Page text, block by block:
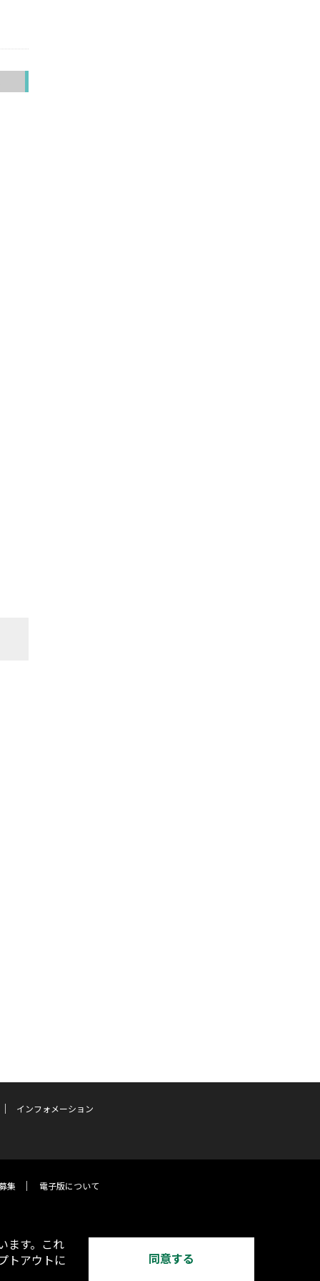
インフォメーション
集 電子版について
ます。これ
トアウトに
同意する